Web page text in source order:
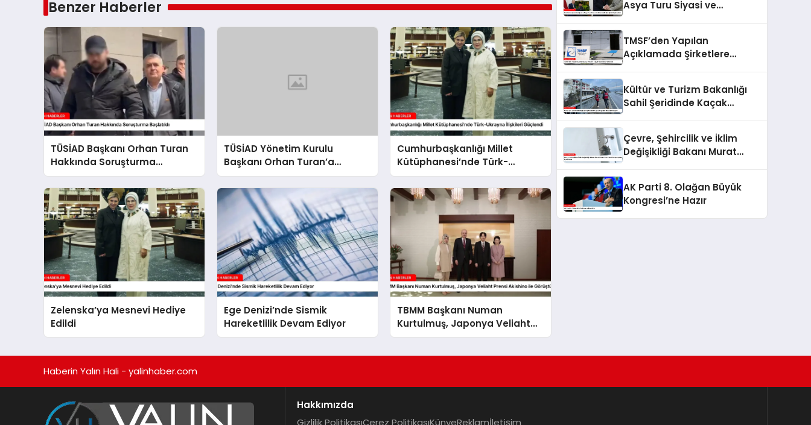
Benzer Haberler
TÜSİAD Başkanı Orhan Turan
Hakkında Soruşturma
Başlatıldı
TÜSİAD Yönetim Kurulu
Başkanı Orhan Turan’a
Soruşturma
Cumhurbaşkanlığı Millet
Kütüphanesi’nde Türk-
Ukrayna İlişkileri Güçlendi
Zelenska’ya Mesnevi Hediye
Edildi
Ege Denizi’nde Sismik
Hareketlilik Devam Ediyor
TBMM Başkanı Numan
Kurtulmuş, Japonya Veliaht
Prensi Akishino ile Görüştü
Asya Turu Siyasi ve
TMSF’den Yapılan
Açıklamada Şirketlere
Kültür ve Turizm Bakanlığı
Sahil Şeridinde Kaçak
Çevre, Şehircilik ve İklim
Değişikliği Bakanı Murat
AK Parti 8. Olağan Büyük
Kongresi’ne Hazır
Haberin Yalın Hali - yalinhaber.com
Hakkımızda
Gizlilik PolitikasıÇerez PolitikasıKünyeReklamİletişim